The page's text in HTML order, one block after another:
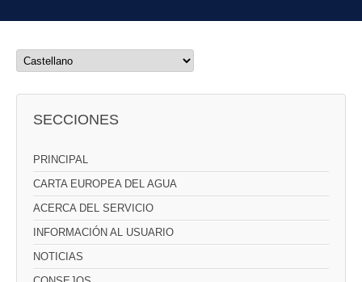
SECCIONES
PRINCIPAL
CARTA EUROPEA DEL AGUA
ACERCA DEL SERVICIO
INFORMACIÓN AL USUARIO
NOTICIAS